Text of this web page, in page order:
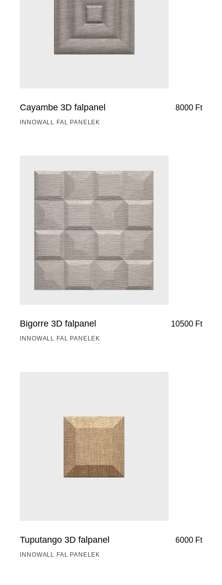
Cayambe 3D falpanel 8000 Ft
INNOWALL FAL PANELEK
Bigorre 3D falpanel 10500 Ft
INNOWALL FAL PANELEK
Tuputango 3D falpanel 6000 Ft
INNOWALL FAL PANELEK